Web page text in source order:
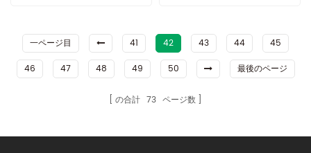
一ページ目 41 42 43 44
45
46
47 48 49 50 最後のページ
の合計 73 ページ数